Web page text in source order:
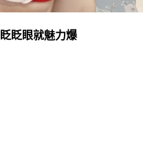
眨眼就魅力爆